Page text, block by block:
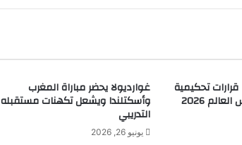
قرارات تحكيمية
2026
غوارديولا يحضر مباراة المغرب
وأسكتلندا ويشعل تكهنات مستقبله
التدريبي
يونيو 26, 2026